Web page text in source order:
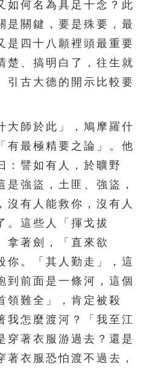
393 394 395
398 399 400
408 409 410
418 420
423 424 425
428 429 430
433 434 435
443 444
448 449 450
453 454 455
458 459 460
468 469 470
如何名為具足十念？此
是關鍵，要是殊要，最
是四十八願裡頭最重要
楚、搞明白了，往生就
引古大德的開示比較要
師於此」，鳩摩羅什
有最極精要之論」。他
：譬如有人，於曠野
是強盜，土匪、強盜，
沒有人能救你，沒有人
。這些人「揮戈拔
拿著劍，「直來欲
你。「其人勤走」，這
到前面是一條河，這個
領難全」，肯定被殺
我怎麼渡河？「我至江
穿著衣服游過去？還是
著衣服恐怕渡不過去，